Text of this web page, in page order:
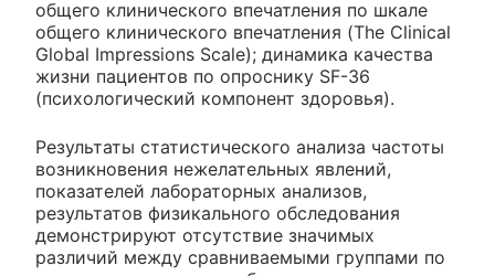
общего клинического впечатления по шкале
общего клинического впечатления (The Clinical
Global Impressions Scale); динамика качества
жизни пациентов по опроснику SF-36
(психологический компонент здоровья).
Результаты статистического анализа частоты
возникновения нежелательных явлений,
показателей лабораторных анализов,
результатов физикального обследования
демонстрируют отсутствие значимых
различий между сравниваемыми группами по